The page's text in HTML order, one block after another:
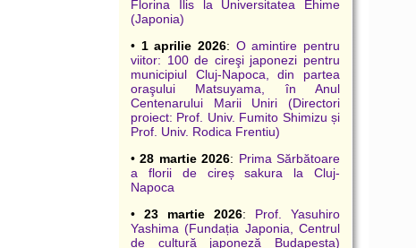
Florina Ilis la Universitatea Ehime
(Japonia)
• 1 aprilie 2026: O amintire pentru
viitor: 100 de cireşi japonezi pentru
municipiul Cluj-Napoca, din partea
oraşului Matsuyama, în Anul
Centenarului Marii Uniri (Directori
proiect: Prof. Univ. Fumito Shimizu și
Prof. Univ. Rodica Frentiu)
•28 martie 2026: Prima Sărbătoare
a florii de cireș sakura la Cluj-
Napoca
• 23 martie 2026: Prof. Yasuhiro
Yashima (Fundația Japonia, Centrul
de cultură japoneză Budapesta)